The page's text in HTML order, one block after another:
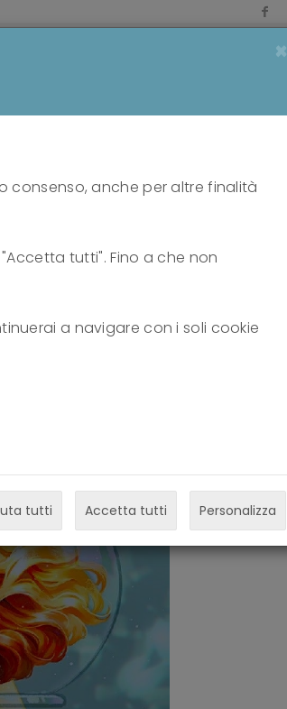
- II
×
consenso, anche per altre finalità
tutti". Fino a che non
a navigare con i soli cookie
tutti Accetta tutti Personalizza